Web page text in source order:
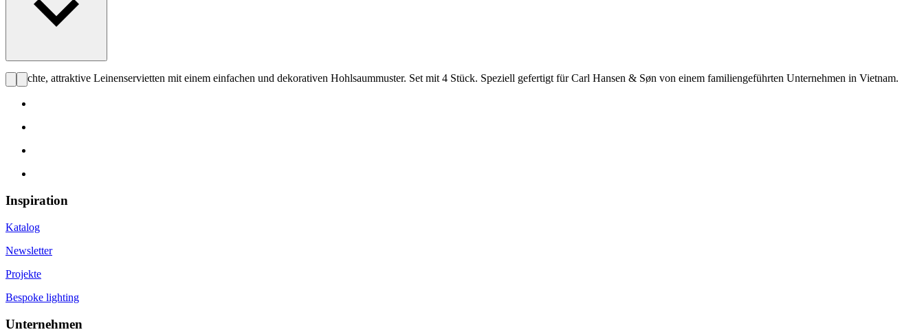
Schlichte, attraktive Leinenservietten mit einem einfachen und dekorativen Hohlsaummuster. Set mit 4 Stück. Speziell gefertigt für Carl Hansen & Søn von einem familiengeführten Unternehmen in Vietnam.
Inspiration
Katalog
Newsletter
Projekte
Bespoke lighting
Unternehmen